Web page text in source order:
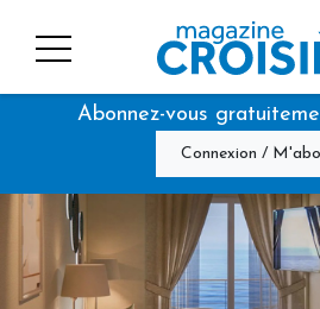
Abonnez-vous
Connexion /